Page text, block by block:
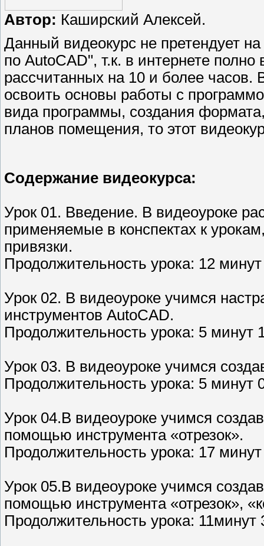
Автор: Каширский Алексей.
Данный видеокурс не претендует на
по AutoCAD", т.к. в интернете
рассчитанных на 10 и более
освоить основы работы с
вида программы, создания
планов помещения, то этот
Содержание видеокурса:
Урок 01. Введение. В видеоуроке
применяемые в конспектах к
привязки.
Продолжительность урока: 12
Урок 02. В видеоуроке учимся
инструментов AutoCAD.
Продолжительность урока: 5 минут
Урок 03. В видеоуроке учимся
Продолжительность урока: 5 минут
Урок 04.В видеоуроке учимся
помощью инструмента «отрезок».
Продолжительность урока: 17
Урок 05.В видеоуроке учимся
помощью инструмента «отрезок»,
Продолжительность урока: 11минут